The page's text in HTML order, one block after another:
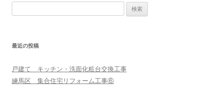
シ
ョ
最近の投稿
戸建て キッチン・洗面化粧台交換工事
練馬区 集合住宅リフォーム工事⑥